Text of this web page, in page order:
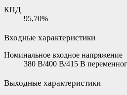
КПД
95,70%
Входные характеристики
Номинальное входное напряжение
380 В/400 В/415 В
Выходные характеристики